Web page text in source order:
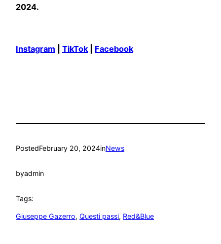
2024.
Instagram TikTok Facebook
PostedFebruary 20, 2024inNews
byadmin
Tags:
Giuseppe Gazerro, Questi passi, Red&Blue